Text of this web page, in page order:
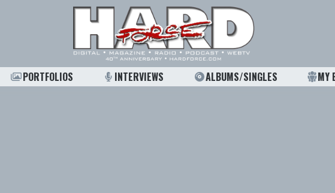
PORTFOLIOS INTERVIEWS ALBUMS/SINGLES MY